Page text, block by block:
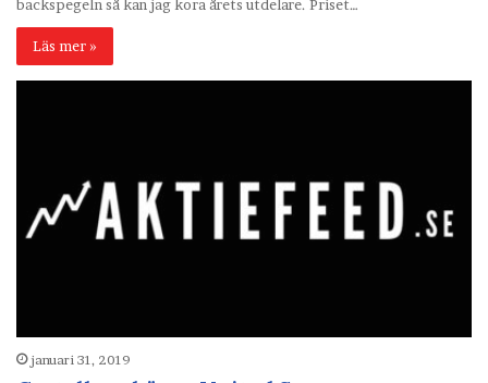
backspegeln så kan jag kora årets utdelare. Priset…
Läs mer »
januari 31, 2019